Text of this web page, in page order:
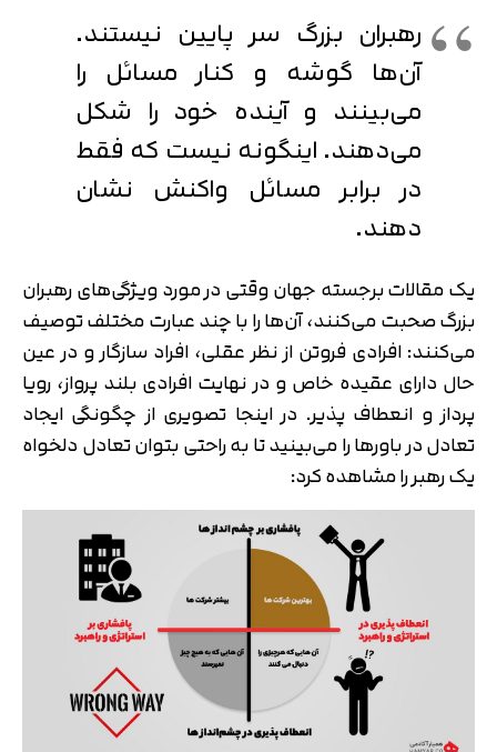
رهبران بزرگ سر پایین نیستند.
آن‌ها گوشه و کنار مسائل را
می‌بینند و آینده خود را شکل
می‌دهند. اینگونه نیست که فقط
در برابر مسائل واکنش نشان
دهند.
یک مقالات برجسته جهان وقتی در مورد ویژگی‌های رهبران
بزرگ صحبت می‌کنند، آن‌ها را با چند عبارت مختلف توصیف
می‌کنند: افرادی فروتن از نظر عقلی، افراد سازگار و در عین
حال دارای عقیده خاص و در نهایت افرادی بلند پرواز، رویا
پرداز و انعطاف پذیر. در اینجا تصویری از چگونگی ایجاد
تعادل در باورها را می‌بینید تا به راحتی بتوان تعادل دلخواه
یک رهبر را مشاهده کرد: